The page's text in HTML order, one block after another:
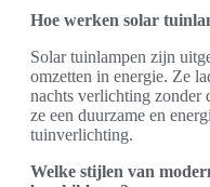
Hoe werken solar
Solar tuinlampen zijn
omzetten in energie. Ze
nachts verlichting zonder
ze een duurzame en
tuinverlichting.
Welke stijlen van